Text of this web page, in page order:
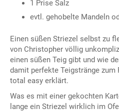
1 Prise Salz
evtl. gehobelte Mandeln
Einen süßen Striezel selbst zu
von Christopher völlig
einen süßen Teig gibt und wie
damit perfekte Teigstränge zum
total easy erklärt.
Was es mit einer gekochten
lange ein Striezel wirklich im